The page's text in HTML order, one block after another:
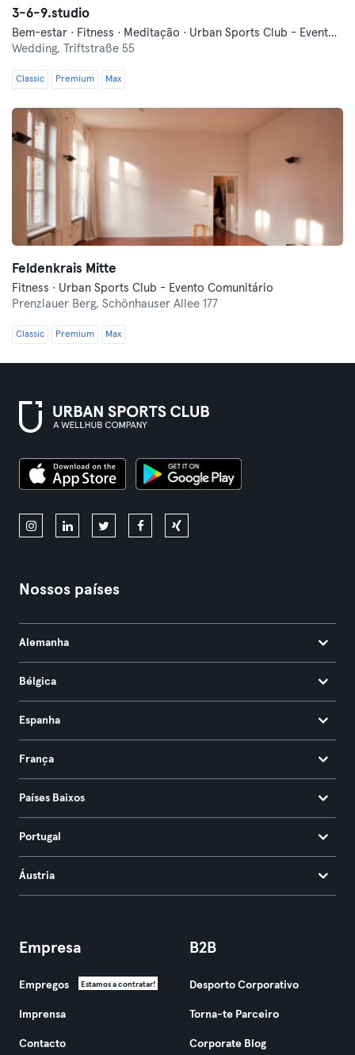
3-6-9.studio
Bem-estar · Fitness · Meditação · Urban Sports Club - Evento Comunitário
Wedding,
Triftstraße 55
Classic Premium Max
Feldenkrais Mitte
Fitness · Urban Sports Club - Evento Comunitário
Prenzlauer Berg, Schönhauser Allee 177
Classic Premium Max
Nossos países
Alemanha
Bélgica
Espanha
França
Países Baixos
Portugal
Áustria
Empresa
Empregos Estamos a contratar!
Imprensa
Contacto
B2B
Desporto Corporativo
Torna-te Parceiro
Corporate Blog